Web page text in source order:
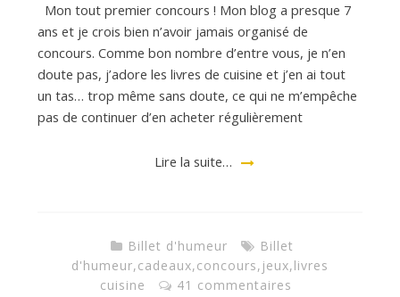
Mon tout premier concours ! Mon blog a presque 7
ans et je crois bien n’avoir jamais organisé de
concours. Comme bon nombre d’entre vous, je n’en
doute pas, j’adore les livres de cuisine et j’en ai tout
un tas… trop même sans doute, ce qui ne m’empêche
pas de continuer d’en acheter régulièrement
Lire la suite…
Billet d'humeur
Billet
d'humeur,cadeaux,concours, jeux,livres
cuisine
41 commentaires